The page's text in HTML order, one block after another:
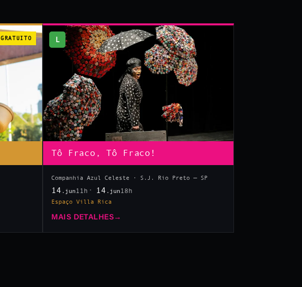
GRATUITO L
Tô Fraco, Tô Fraco!
Companhia Azul Celeste · S.J. Rio Preto — SP
14 .jun11h 14 .jun18h
Espaço Villa Rica
MAIS DETALHES →